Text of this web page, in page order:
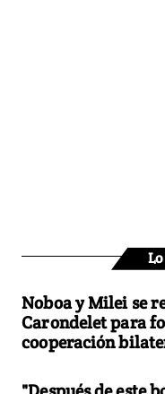
Noboa y Milei se
Carondelet para
cooperación